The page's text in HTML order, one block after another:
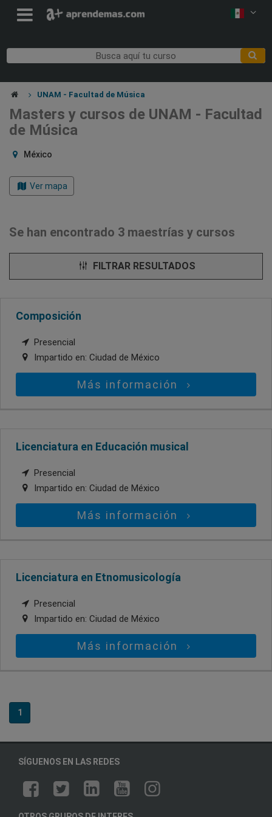
UNAM - Facultad de Música
Masters y cursos de UNAM - Facultad
de Música
México
Ver mapa
Se han encontrado 3 maestrías y cursos
FILTRAR RESULTADOS
Composición
Presencial
Impartido en: Ciudad de México
Más información
Licenciatura en Educación musical
Presencial
Impartido en: Ciudad de México
Más información
Licenciatura en Etnomusicología
Presencial
Impartido en: Ciudad de México
Más información
1
SÍGUENOS EN LAS REDES